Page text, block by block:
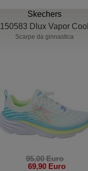
Skechers
150583 Dlux Vapor Cool
Scarpe da ginnastica
95,00 Euro
69,90 Euro